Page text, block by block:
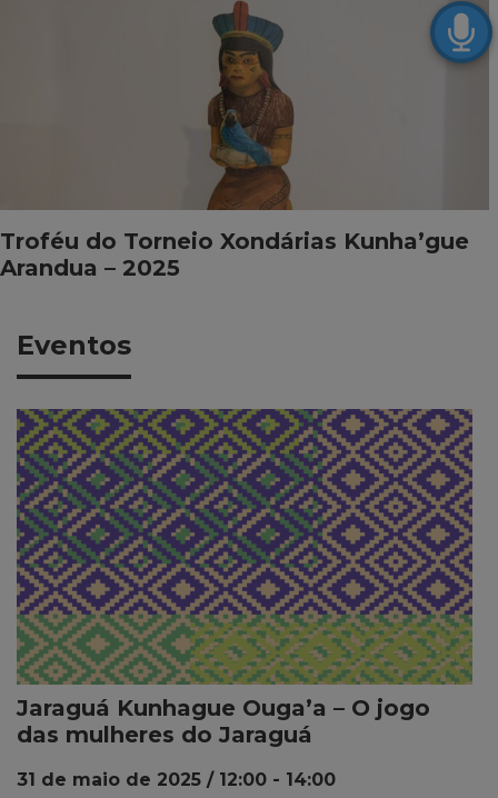
Troféu do Torneio Xondárias Kunha’gue
Arandua – 2025
Eventos
Jaraguá Kunhague Ouga’a – O jogo
das mulheres do Jaraguá
31 de maio de 2025 / 12:00 - 14:00